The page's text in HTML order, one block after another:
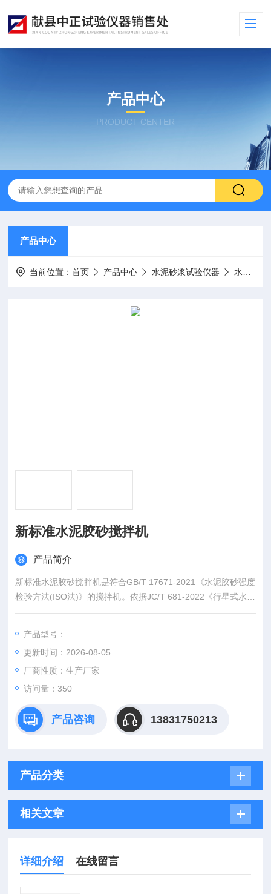
产品中心
PRODUCT CENTER
产品中心
当前位置：首页 产品中心 水泥砂浆试验仪器 水泥胶砂搅拌机
新标准水泥胶砂搅拌机
产品简介
新标准水泥胶砂搅拌机是符合GB/T 17671-2021《水泥胶砂强度
检验方法(ISO法)》的搅拌机。依据JC/T 681-2022《行星式水泥
胶砂搅拌机》设计生产，并可用作美国标准、欧洲标准、日本标
产品型号：
更新时间：2026-08-05
厂商性质：生产厂家
访问量：350
产品咨询 13831750213
产品分类
相关文章
详细介绍 在线留言